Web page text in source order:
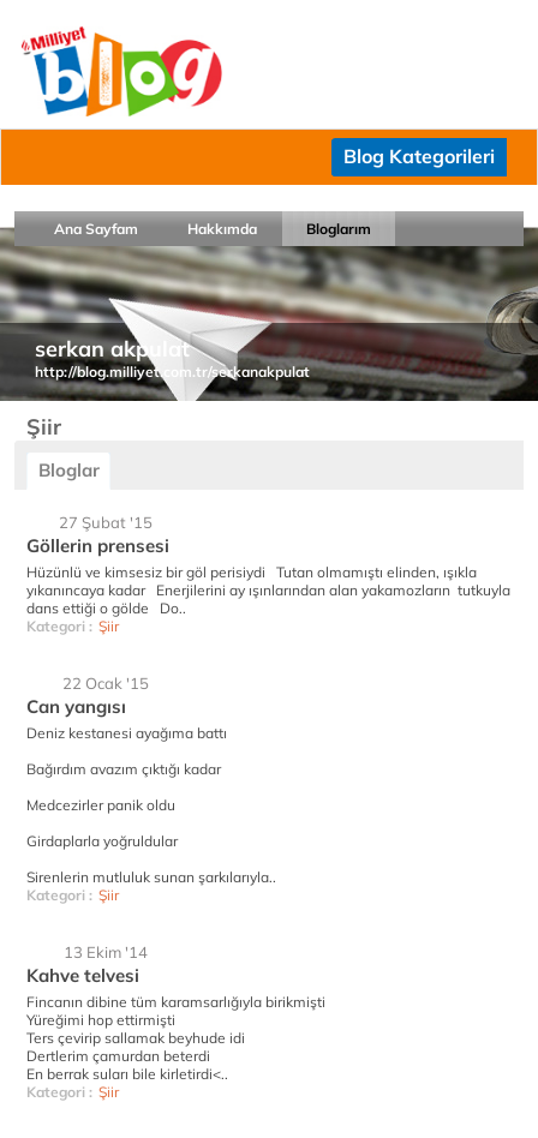
Blog Kategorileri
Ana Sayfam Hakkımda Bloglarım
serkan akpulat
http://blog.milliyet.com.tr/serkanakpulat
Şiir
Bloglar
27 Şubat '15
Göllerin prensesi
Hüzünlü ve kimsesiz bir göl perisiydi Tutan olmamıştı elinden, ışıkla
yıkanıncaya kadar Enerjilerini ay ışınlarından alan yakamozların tutkuyla
dans ettiği o gölde Do..
Kategori : Şiir
22 Ocak '15
Can yangısı
Deniz kestanesi ayağıma battı
Bağırdım avazım çıktığı kadar
Medcezirler panik oldu
Girdaplarla yoğruldular
Sirenlerin mutluluk sunan şarkılarıyla..
Kategori : Şiir
13 Ekim '14
Kahve telvesi
Fincanın dibine tüm karamsarlığıyla birikmişti
Yüreğimi hop ettirmişti
Ters çevirip sallamak beyhude idi
Dertlerim çamurdan beterdi
En berrak suları bile kirletirdi<..
Kategori : Şiir